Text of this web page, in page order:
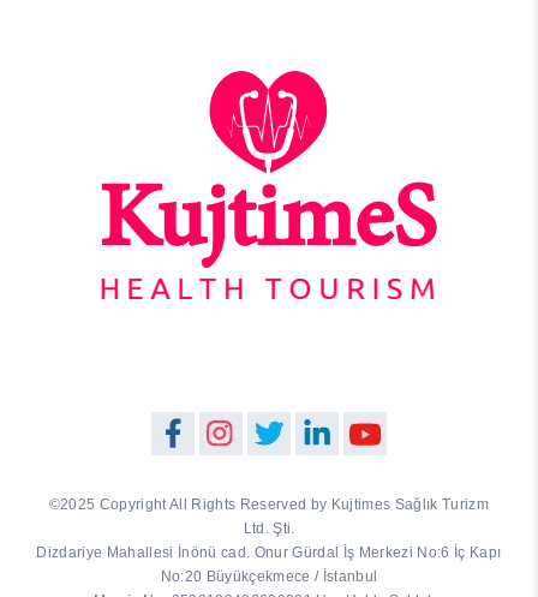
©2025 Copyright All Rights Reserved by Kujtimes Sağlık Turizm
Ltd. Şti.
Dizdariye Mahallesi İnönü cad. Onur Gürdal İş Merkezi No:6 İç Kapı
No:20 Büyükçekmece / İstanbul